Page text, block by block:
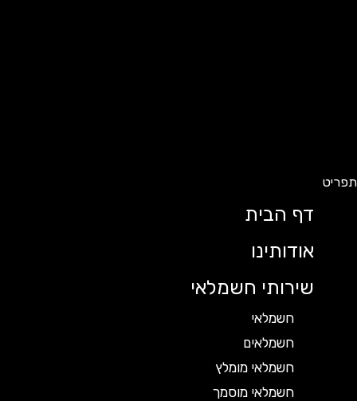
דף הבית
אודותינו
שירותי חשמלאי
חשמלאי
חשמלאים
חשמלאי מומלץ
חשמלאי מוסמך